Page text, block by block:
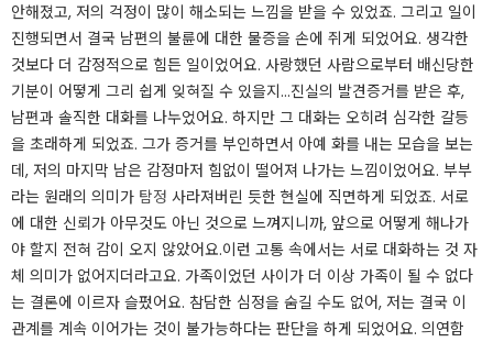
안해졌고, 저의 걱정이 많이 해소되는 느낌을 받을 수 있었죠. 그리고 일이
진행되면서 결국 남편의 불륜에 대한 물증을 손에 쥐게 되었어요. 생각한
것보다 더 감정적으로 힘든 일이었어요. 사랑했던 사람으로부터 배신당한
기분이 어떻게 그리 쉽게 잊혀질 수 있을지...​진실의 발견​증거를 받은 후,
남편과 솔직한 대화를 나누었어요. 하지만 그 대화는 오히려 심각한 갈등
을 초래하게 되었죠. 그가 증거를 부인하면서 아예 화를 내는 모습을 보는
데, 저의 마지막 남은 감정마저 힘없이 떨어져 나가는 느낌이었어요. 부부
라는 원래의 의미가 탐정 사라져버린 듯한 현실에 직면하게 되었죠. 서로
에 대한 신뢰가 아무것도 아닌 것으로 느껴지니까, 앞으로 어떻게 해나가
야 할지 전혀 감이 오지 않았어요.​이런 고통 속에서는 서로 대화하는 것 자
체 의미가 없어지더라고요. 가족이었던 사이가 더 이상 가족이 될 수 없다
는 결론에 이르자 슬펐어요. 참담한 심정을 숨길 수도 없어, 저는 결국 이
관계를 계속 이어가는 것이 불가능하다는 판단을 하게 되었어요.​ 의연함